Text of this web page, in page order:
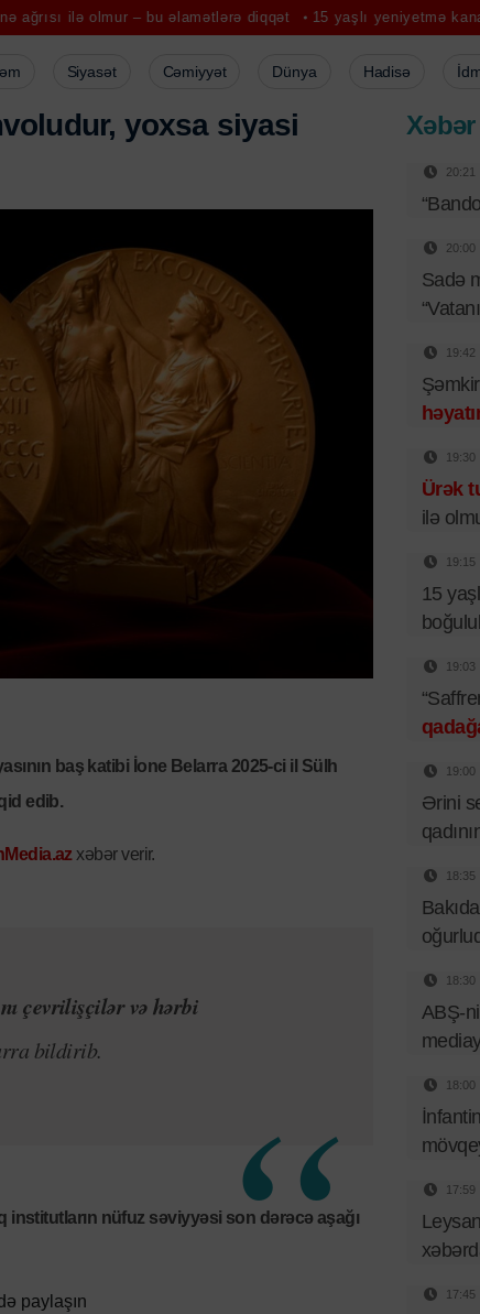
– bu əlamətlərə diqqət 15 yaşlı yeniyetmə kanalda
Siyasət Cəmiyyət Dünya Hadisə
voludur, yoxsa siyasi
baş katibi İone Belarra 2025-ci il Sülh
edib.
xəbər verir.
çevrilişçilər və hərbi
bildirib.
institutların nüfuz səviyyəsi son dərəcə aşağı
paylaşın
20:21
20:00
Sadə
19:42
19:30
Ürək
ilə
19:15
15
19:03
19:00
Ərini
18:35
18:30
ABŞ-
18:00
17:59
17:45